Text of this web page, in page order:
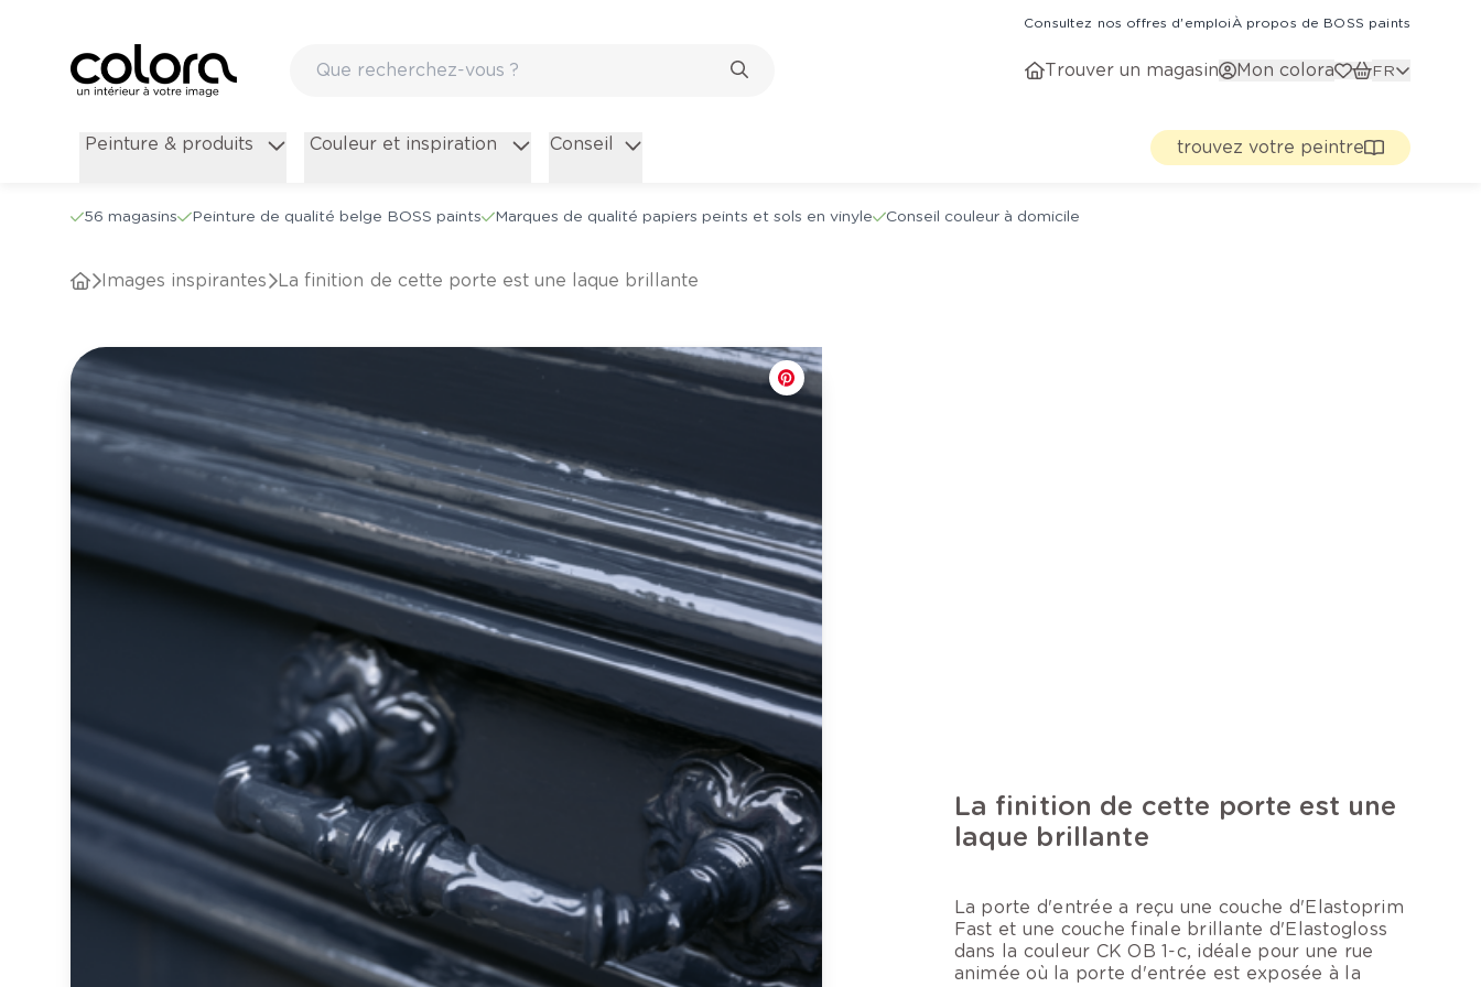
Consultez nos offres d'emploiÀ propos de BOSS paints
Trouver un magasin Mon colora FR
Peinture & produits Couleur et inspiration Conseil trouvez votre peintre
56 magasins Peinture de qualité belge BOSS paints Marques de qualité papiers peints et sols en vinyle Conseil couleur à domicile
Images inspirantes La finition de cette porte est une laque brillante
La finition de cette porte est une
laque brillante
La porte d'entrée a reçu une couche d'Elastoprim
Fast et une couche finale brillante d'Elastogloss
dans la couleur CK OB 1-c, idéale pour une rue
animée où la porte d'entrée est exposée à la